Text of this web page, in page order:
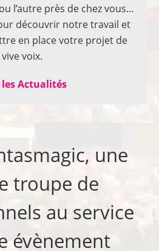
l’autre près de chez vous…
découvrir notre travail et
en place votre projet de
vive voix.
Actualités
une
troupe de
au service
évènement